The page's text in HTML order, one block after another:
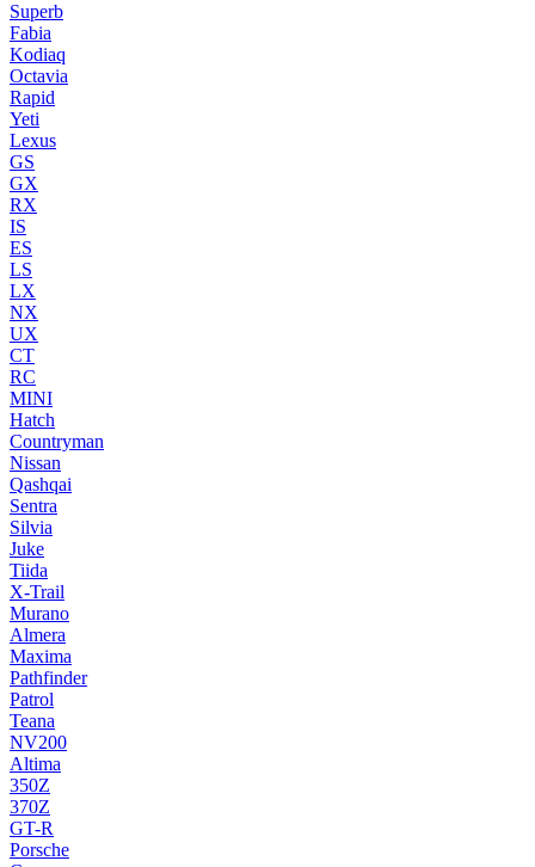
Superb
Fabia
Kodiaq
Octavia
Rapid
Yeti
Lexus
GS
GX
RX
IS
ES
LS
LX
NX
UX
CT
RC
MINI
Hatch
Countryman
Nissan
Qashqai
Sentra
Silvia
Juke
Tiida
X-Trail
Murano
Almera
Maxima
Pathfinder
Patrol
Teana
NV200
Altima
350Z
370Z
GT-R
Porsche